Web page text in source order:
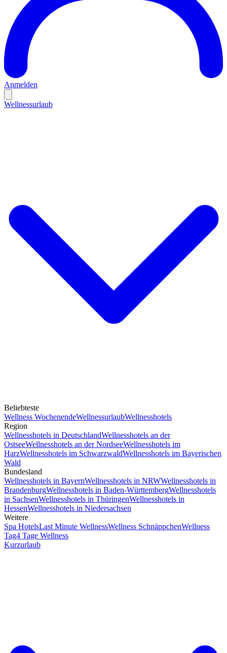
Anmelden
Wellnessurlaub
Beliebteste
Wellness WochenendeWellnessurlaubWellnesshotels
Region
Wellnesshotels in DeutschlandWellnesshotels an der
OstseeWellnesshotels an der NordseeWellnesshotels im
HarzWellnesshotels im SchwarzwaldWellnesshotels im Bayerischen
Wald
Bundesland
Wellnesshotels in BayernWellnesshotels in NRWWellnesshotels in
BrandenburgWellnesshotels in Baden-WürttembergWellnesshotels
in SachsenWellnesshotels in ThüringenWellnesshotels in
HessenWellnesshotels in Niedersachsen
Weitere
Spa HotelsLast Minute WellnessWellness SchnäppchenWellness
Tag4 Tage Wellness
Kurzurlaub